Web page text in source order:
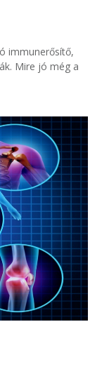
immunerősítő,
Mire jó még a